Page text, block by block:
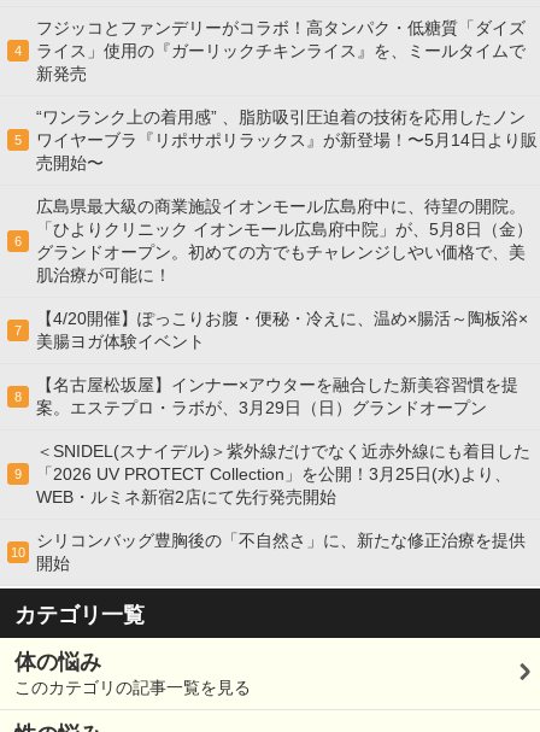
4
フジッコとファンデリーがコラボ！高タンパク・低糖質「ダイズ
ライス」使用の『ガーリックチキンライス』を、ミールタイムで
新発売
5
“ワンランク上の着用感” 、脂肪吸引圧迫着の技術を応用したノン
ワイヤーブラ『リポサポリラックス』が新登場！〜5月14日より販
売開始〜
6
広島県最大級の商業施設イオンモール広島府中に、待望の開院。
「ひよりクリニック イオンモール広島府中院」が、5月8日（金）
グランドオープン。初めての方でもチャレンジしやい価格で、美
肌治療が可能に！
7
【4/20開催】ぽっこりお腹・便秘・冷えに、温め×腸活～陶板浴×
美腸ヨガ体験イベント
8
【名古屋松坂屋】インナー×アウターを融合した新美容習慣を提
案。エステプロ・ラボが、3月29日（日）グランドオープン
9
＜SNIDEL(スナイデル)＞紫外線だけでなく近赤外線にも着目した
「2026 UV PROTECT Collection」を公開！3月25日(水)より、
WEB・ルミネ新宿2店にて先行発売開始
10
シリコンバッグ豊胸後の「不自然さ」に、新たな修正治療を提供
開始
カテゴリ一覧
体の悩み
このカテゴリの記事一覧を見る